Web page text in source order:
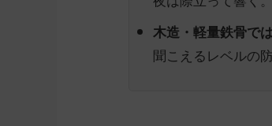
木造・軽量鉄骨で
聞こえるレベルの